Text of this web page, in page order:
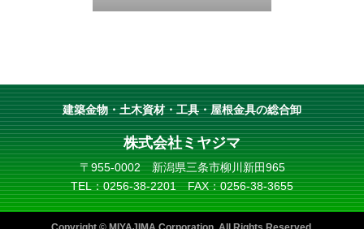
建築金物・土木資材・工具・屋根金具の総合卸
株式会社ミヤジマ
〒955-0002
新潟県三条市柳川新田965
TEL：0256-38-2201
FAX：0256-38-3655